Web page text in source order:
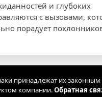
и глубоких
с вызовами,
порадует
принадлежат их
компании.Обратная